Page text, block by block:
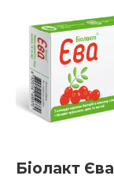
Біолакт Єва